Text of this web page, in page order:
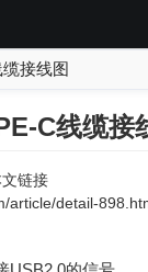
接线图
C线缆接
链接
article/detail-